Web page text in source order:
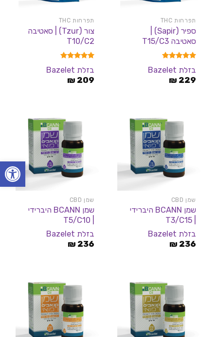
פתח
תפרחות THC
ספיר (Sapir) |
סאטיבה T15/C3
דורג
4.91
מתוך 5
בזלת Bazelet
229
₪
תפרחות THC
צור (Tzur) | סאטיבה
T10/C2
דורג
5.00
מתוך 5
בזלת Bazelet
209
₪
שמן CBD
שמן BCANN היברידי
| T3/C15
בזלת Bazelet
236
₪
שמן CBD
שמן BCANN היברידי
בזלת Bazelet
236
₪